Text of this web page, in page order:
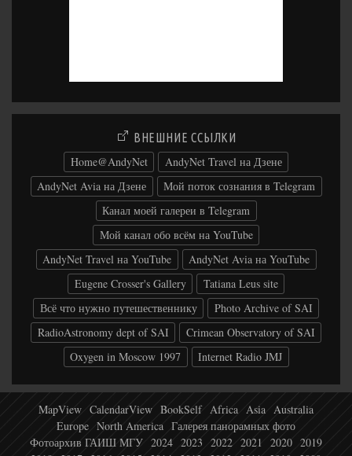
ВНЕШНИЕ ССЫЛКИ
Home@AndyNet
AndyNet Travel на Дзене
AndyNet Avia на Дзене
Мой поток сознания в Telegram
Канал моей галереи в Telegram
Мой канал обо всём на YouTube
AndyNet Travel на YouTube
AndyNet Avia на YouTube
Eugene Crosser's Gallery
Tatiana Leus site
Всё что нужно путешественнику
Photo Archive of SAI
RadioAstronomy dept of SAI
Crimean Observatory of SAI
Oxygen in Moscow 1997
Internet Radio JMJ
MapView CalendarView BookSelf Africa Asia Australia
Europe North America Галерея панорамных фото
Фотоархив ГАИШ МГУ 2024 2023 2022 2021 2020 2019